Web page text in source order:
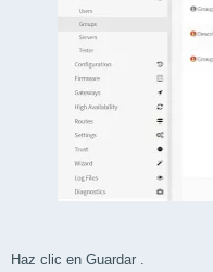
Haz clic en Guardar .